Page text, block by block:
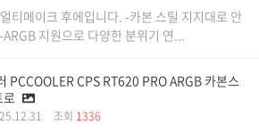
티메이크 후에입니다. -카본 스틸 지지대로 안
지원으로 다양한 분위기 연...
PCCOOLER CPS RT620 PRO ARGB 카본스
조회 1336